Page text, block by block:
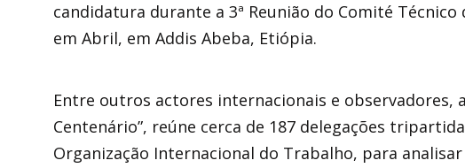
candidatura durante a 3ª Reunião do Comité
em Abril, em Addis Abeba, Etiópia.
Entre outros actores internacionais e observadores,
Centenário”, reúne cerca de 187 delegações
Organização Internacional do Trabalho, para